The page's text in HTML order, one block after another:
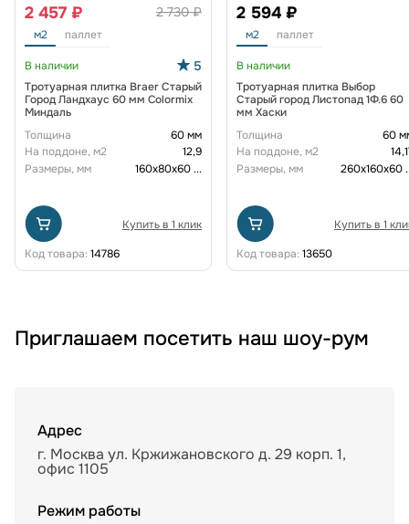
2 730 ₽
2 457 ₽
м2 паллет
В наличии 5
Тротуарная плитка Braer Старый
Город Ландхаус 60 мм Colormix
Миндаль
Толщина
60 мм
На поддоне, м2
12,9
Размеры, мм
160х80х60...
Купить в 1 клик
Код товара: 14786
2 594 ₽
м2 паллет
В наличии
Тротуарная плитка Выбор
Старый город Листопад 1Ф.6 60
мм Хаски
Толщина
60
На поддоне, м2
Размеры, мм
260х160х60
Купить в 1
Код товара: 13650
Приглашаем посетить наш шоу-рум
Адрес
г. Москва ул. Кржижановского д. 29 корп. 1,
офис 1105
Режим работы